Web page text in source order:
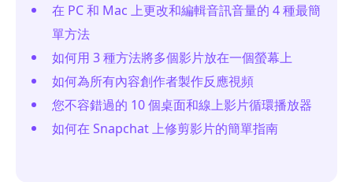
在 PC 和 Mac 上更改和編輯音訊音量的 4 種最簡
單方法
如何用 3 種方法將多個影片放在一個螢幕上
如何為所有內容創作者製作反應視頻
您不容錯過的 10 個桌面和線上影片循環播放器
如何在 Snapchat 上修剪影片的簡單指南